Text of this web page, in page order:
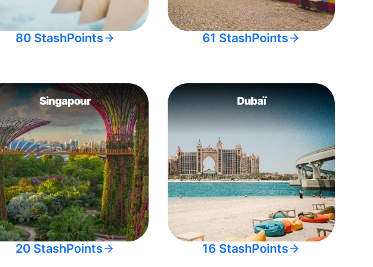
80 StashPoints 61 StashPoints
Singapour
20 StashPoints
Dubaï
16 StashPoints